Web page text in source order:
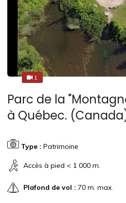
51
Parc de la
à Québec.
Type : Patrimoine
Accès à pied < 1 000 m.
Plafond de vol : 70 m. max.